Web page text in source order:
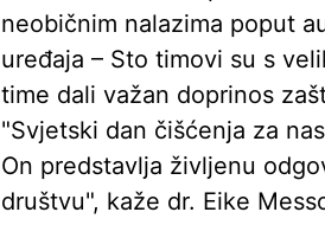
neobičnim nalazima poput
uređaja – Sto timovi su s
time dali važan doprinos
"Svjetski dan čišćenja za
On predstavlja življenu
društvu", kaže dr. Eike